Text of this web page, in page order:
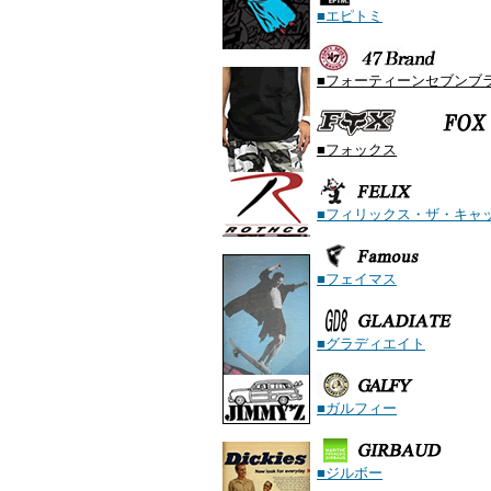
■エピトミ
■フォーティーンセブンブ
■フォックス
■フィリックス・ザ・キャ
■フェイマス
■グラディエイト
■ガルフィー
■ジルボー